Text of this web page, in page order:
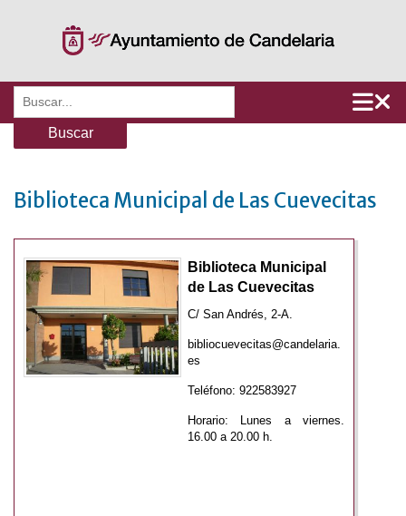
Buscar:
Biblioteca Municipal de Las Cuevecitas
Biblioteca Municipal
de Las Cuevecitas
C/ San Andrés, 2-A.
bibliocuevecitas@candelaria.
es
Teléfono: 922583927
Horario: Lunes a viernes.
16.00 a 20.00 h.